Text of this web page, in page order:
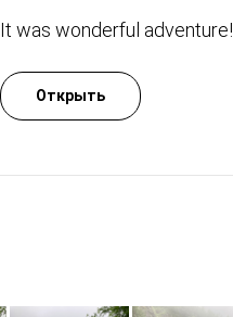
It was wonderful adventure!
Открыть